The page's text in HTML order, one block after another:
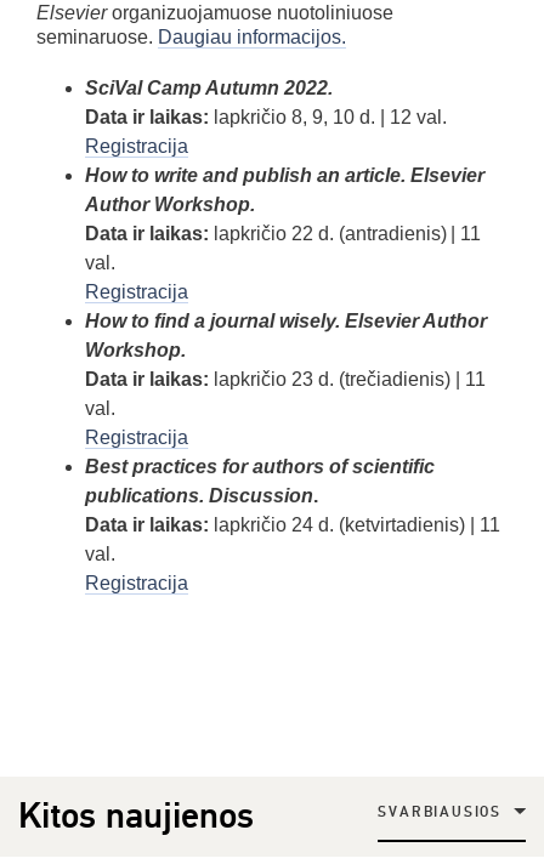
Elsevierorganizuojamuose nuotoliniuose
seminaruose. Daugiau informacijos.
SciVal Camp Autumn 2022.
Data ir laikas: lapkričio 8, 9, 10 d. | 12 val.
Registracija
How to write and publish an article. Elsevier
Author Workshop.
Data ir laikas: lapkričio 22 d. (antradienis) | 11
val.
Registracija
How to find a journal wisely. Elsevier Author
Workshop.
Data ir laikas: lapkričio 23 d. (trečiadienis) | 11
val.
Registracija
Best practices for authors of scientific
publications. Discussion.
Data ir laikas: lapkričio 24 d. (ketvirtadienis) | 11
val.
Registracija
Kitos naujienos SVARBIAUSIOS